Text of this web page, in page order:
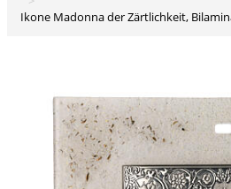
Ikone Madonna der Zärtlichkeit,